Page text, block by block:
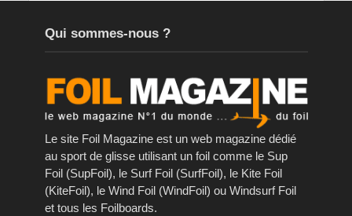
Qui sommes-nous ?
Le site Foil Magazine est un web magazine dédié
au sport de glisse utilisant un foil comme le Sup
Foil (SupFoil), le Surf Foil (SurfFoil), le Kite Foil
(KiteFoil), le Wind Foil (WindFoil) ou Windsurf Foil
et tous les Foilboards.